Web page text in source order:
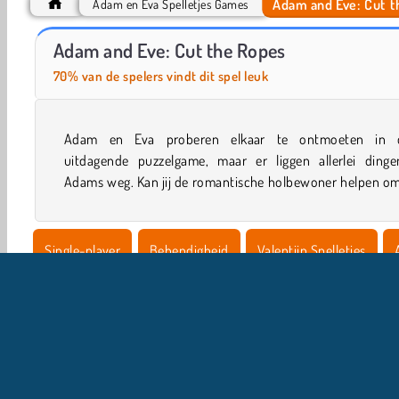
Adam en Eva Spelletjes Games Adam and Eve: Cut
Adam and Eve: Cut the Ropes
70% van de spelers vindt dit spel leuk
Adam en Eva proberen elkaar te ontmoeten in
uitdagende puzzelgame, maar er liggen allerlei
Adams weg. Kan jij de romantische holbewoner helpen
obstakels te overkomen die tussen hem en zijn ware
Single-player Behendigheid Valentijn Spelletjes